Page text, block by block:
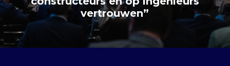
vertrouwen”